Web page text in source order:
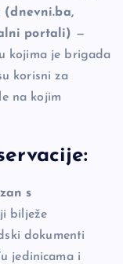
(dnevni.ba,
portali) —
kojima je brigada
korisni za
na kojim
s
bilježe
dokumenti
jedinicama i